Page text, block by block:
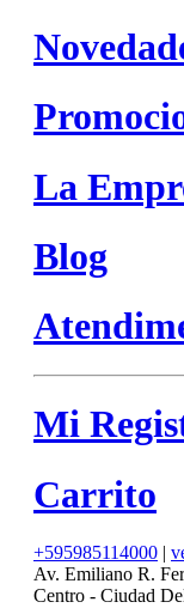
La
Blog
Mi
Carrito
+595985114000 |
Av. Emiliano R.
Centro - Ciudad